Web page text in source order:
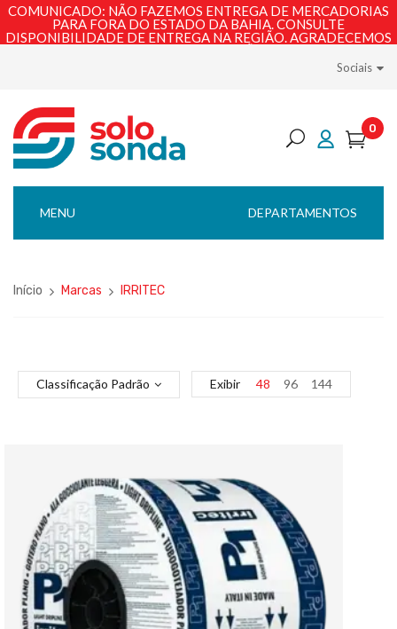
COMUNICADO: NÃO FAZEMOS ENTREGA DE MERCADORIAS
PARA FORA DO ESTADO DA BAHIA. CONSULTE
DISPONIBILIDADE DE ENTREGA NA REGIÃO. AGRADECEMOS
Sociais
0
DEPARTAMENTOS
MENU
Início Marcas IRRITEC
Classificação Padrão Exibir 48 96 144